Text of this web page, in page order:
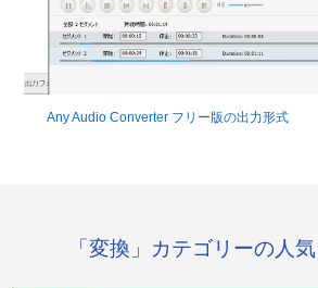
Any Audio Converter フリー版の出力形式
「変換」カテゴリーの人